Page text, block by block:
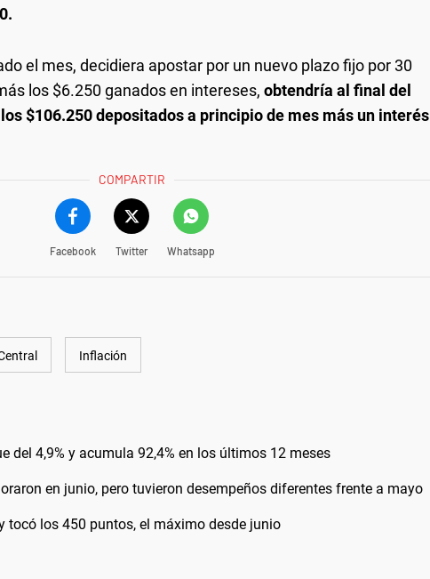
el mes, decidiera apostar por un nuevo plazo fijo por 30
los $6.250 ganados en intereses, obtendría al final del
$106.250 depositados a principio de mes más un interés
COMPARTIR
Facebook Twitter Whatsapp
Inflación
del 4,9% y acumula 92,4% en los últimos 12 meses
en junio, pero tuvieron desempeños diferentes frente a mayo
tocó los 450 puntos, el máximo desde junio